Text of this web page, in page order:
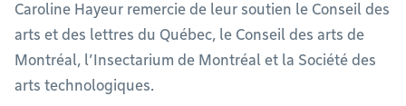
Caroline Hayeur remercie de leur soutien le Conseil des
arts et des lettres du Québec, le Conseil des arts de
Montréal, l’Insectarium de Montréal et la Société des
arts technologiques.